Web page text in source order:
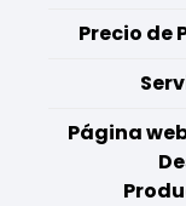
Precio de
Página